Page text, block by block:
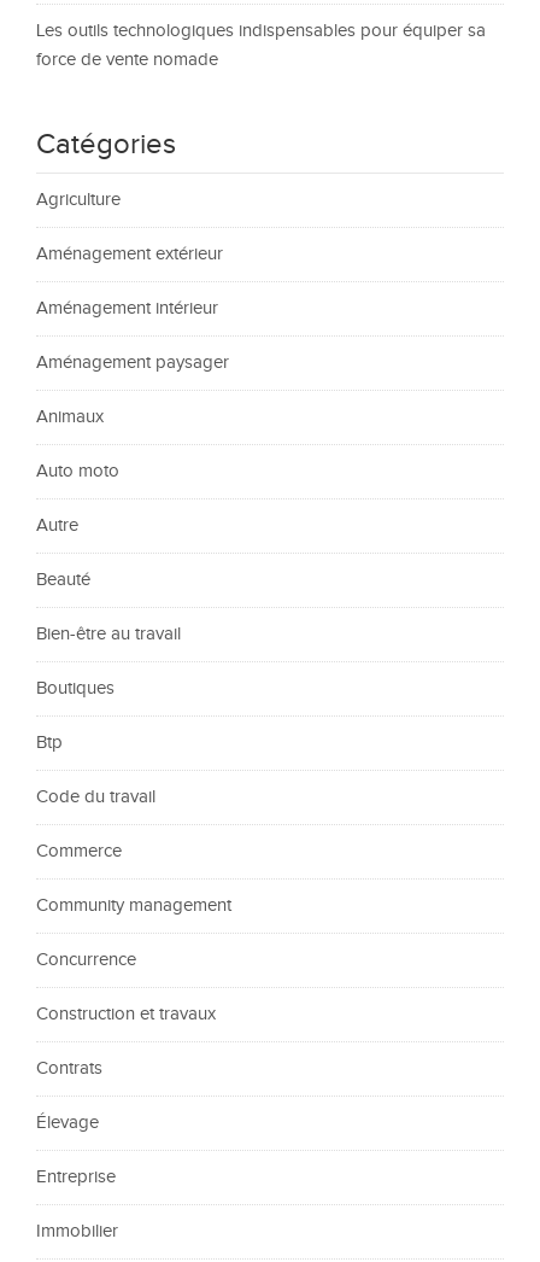
Les outils technologiques indispensables pour équiper sa
force de vente nomade
Catégories
Agriculture
Aménagement extérieur
Aménagement intérieur
Aménagement paysager
Animaux
Auto moto
Autre
Beauté
Bien-être au travail
Boutiques
Btp
Code du travail
Commerce
Community management
Concurrence
Construction et travaux
Contrats
Élevage
Entreprise
Immobilier